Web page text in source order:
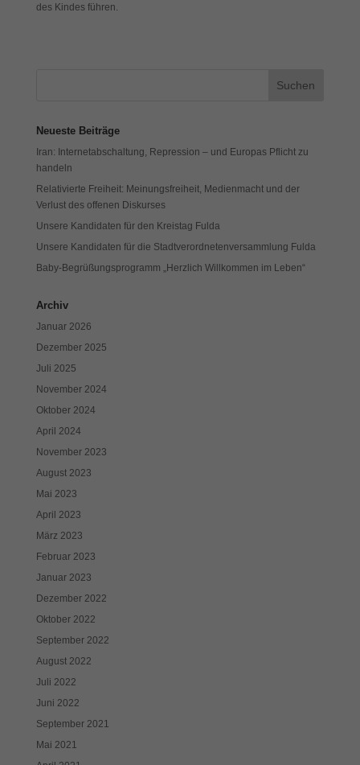
des Kindes führen.
Neueste Beiträge
Iran: Internetabschaltung, Repression – und Europas Pflicht zu
handeln
Relativierte Freiheit: Meinungsfreiheit, Medienmacht und der
Verlust des offenen Diskurses
Unsere Kandidaten für den Kreistag Fulda
Unsere Kandidaten für die Stadtverordnetenversammlung Fulda
Baby-Begrüßungsprogramm „Herzlich Willkommen im Leben“
Archiv
Januar 2026
Dezember 2025
Juli 2025
November 2024
Oktober 2024
April 2024
November 2023
August 2023
Mai 2023
April 2023
März 2023
Februar 2023
Januar 2023
Dezember 2022
Oktober 2022
September 2022
August 2022
Juli 2022
Juni 2022
September 2021
Mai 2021